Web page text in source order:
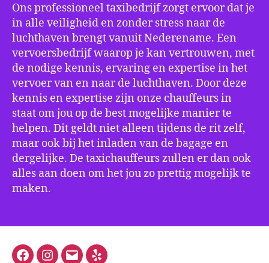
Ons professioneel taxibedrijf zorgt ervoor dat je
in alle veiligheid en zonder stress naar de
luchthaven brengt vanuit Nederename. Een
vervoersbedrijf waarop je kan vertrouwen, met
de nodige kennis, ervaring en expertise in het
vervoer van en naar de luchthaven. Door deze
kennis en expertise zijn onze chauffeurs in
staat om jou op de best mogelijke manier te
helpen. Dit geldt niet alleen tijdens de rit zelf,
maar ook bij het inladen van de bagage en
dergelijke. De taxichauffeurs zullen er dan ook
alles aan doen om het jou zo prettig mogelijk te
maken.